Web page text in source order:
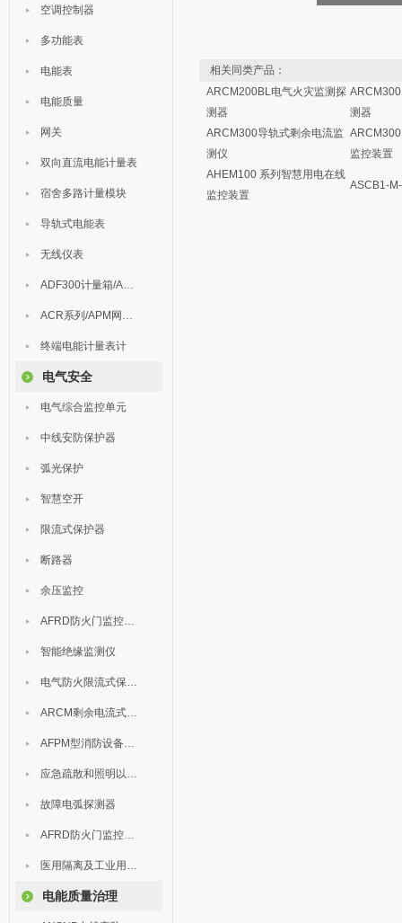
空调控制器
多功能表
电能表
电能质量
网关
双向直流电能计量表
宿舍多路计量模块
导轨式电能表
无线仪表
ADF300计量箱/AEW无线计量
ACR系列/APM网络电力仪表
终端电能计量表计
电气安全
电气综合监控单元
中线安防保护器
弧光保护
智慧空开
限流式保护器
断路器
余压监控
AFRD防火门监控模块
智能绝缘监测仪
电气防火限流式保护器
ARCM剩余电流式电气火灾监控装置
AFPM型消防设备电源监控系统
应急疏散和照明以及灯具
故障电弧探测器
AFRD防火门监控系统
医用隔离及工业用电绝缘检测
电能质量治理
相关同类产品：
ARCM200BL电气火灾监测探
测器
测器
ARCM300导轨式剩余电流监
测仪
监控装置
AHEM100 系列智慧用电在线
监控装置
ASCB1-